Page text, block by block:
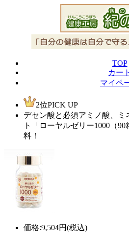
TOP
カート
マイペ
2位PICK UP
デセン酸と必須アミノ酸、ミ
ト「ローヤルゼリー1000（
料！
価格:9,504円(税込)